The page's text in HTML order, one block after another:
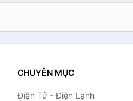
CHUYÊN MỤC
Điện Tử - Điện Lạnh